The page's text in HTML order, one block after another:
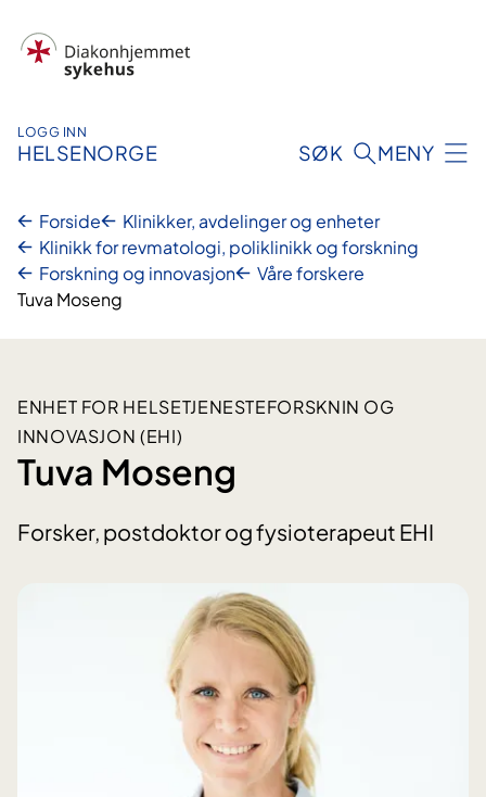
innhold
LOGG INN
HELSENORGE SØK MENY
Forside
Klinikker, avdelinger og enheter
Klinikk for revmatologi, poliklinikk og forskning
Forskning og innovasjon
Våre forskere
Tuva Moseng
ENHET FOR HELSETJENESTEFORSKNIN OG
INNOVASJON (EHI)
Tuva Moseng
Forsker, postdoktor og fysioterapeut EHI